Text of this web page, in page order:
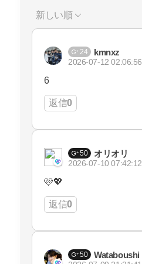
新しい順
24 kmnxz
2026-07-12 02:06:56
6
返信0
50 オリオリ
2026-07-10 07:42:12
🩷💖
返信0
50 Wataboushi